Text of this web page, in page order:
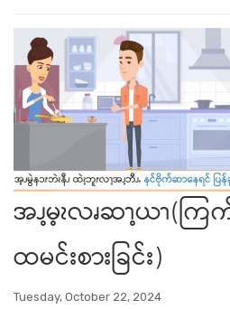
အၪ့မ့ၩလၧဆၫ့ယၫ(ကြ
ထမင်းစားခြင်း)
Tuesday, October 22, 2024